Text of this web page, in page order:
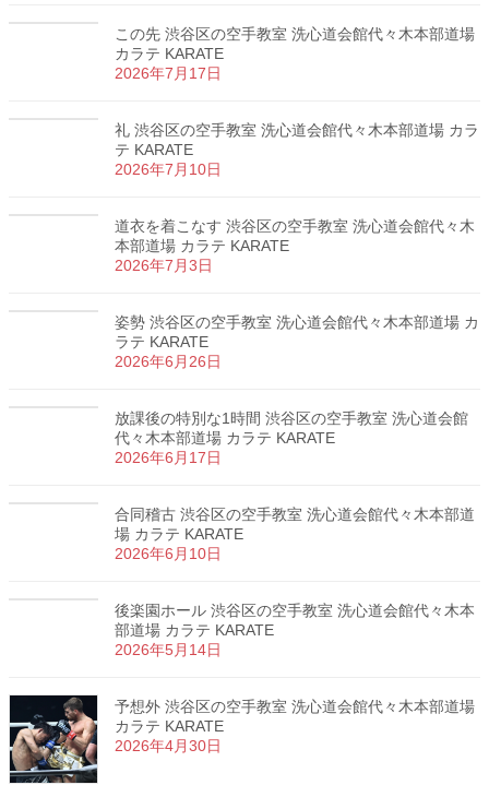
この先 渋谷区の空手教室 洗心道会館代々木本部道場
カラテ KARATE
2026年7月17日
礼 渋谷区の空手教室 洗心道会館代々木本部道場 カラ
テ KARATE
2026年7月10日
道衣を着こなす 渋谷区の空手教室 洗心道会館代々木
本部道場 カラテ KARATE
2026年7月3日
姿勢 渋谷区の空手教室 洗心道会館代々木本部道場 カ
ラテ KARATE
2026年6月26日
放課後の特別な1時間 渋谷区の空手教室 洗心道会館
代々木本部道場 カラテ KARATE
2026年6月17日
合同稽古 渋谷区の空手教室 洗心道会館代々木本部道
場 カラテ KARATE
2026年6月10日
後楽園ホール 渋谷区の空手教室 洗心道会館代々木本
部道場 カラテ KARATE
2026年5月14日
予想外 渋谷区の空手教室 洗心道会館代々木本部道場
カラテ KARATE
2026年4月30日